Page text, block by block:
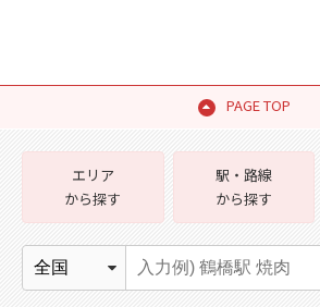
PAGE TOP
エリア
から探す
駅・路線
から探す